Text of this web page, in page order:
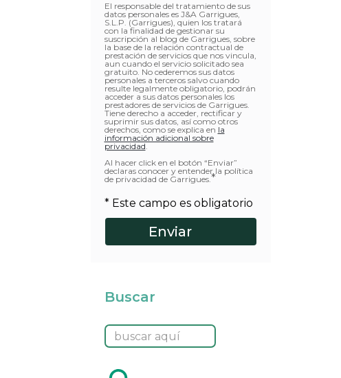
El responsable del tratamiento de sus
datos personales es J&A Garrigues,
S.L.P. (Garrigues), quien los tratará
con la finalidad de gestionar su
suscripción al blog de Garrigues, sobre
la base de la relación contractual de
prestación de servicios que nos vincula,
aun cuando el servicio solicitado sea
gratuito. No cederemos sus datos
personales a terceros salvo cuando
resulte legalmente obligatorio, podrán
acceder a sus datos personales los
prestadores de servicios de Garrigues.
Tiene derecho a acceder, rectificar y
suprimir sus datos, así como otros
derechos, como se explica en la
información adicional sobre
privacidad.
Al hacer click en el botón “Enviar”
declaras conocer y entender la política
de privacidad de Garrigues.*
* Este campo es obligatorio
Buscar